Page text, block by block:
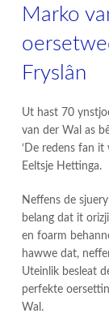
Marko
Fryslân
Ut hast 70
van der Wal as
‘De redens fan it
Eeltsje Hettinga.
Neffens de
belang dat it
en foarm
hawwe dat,
Uteinlik besleat
perfekte
Wal.